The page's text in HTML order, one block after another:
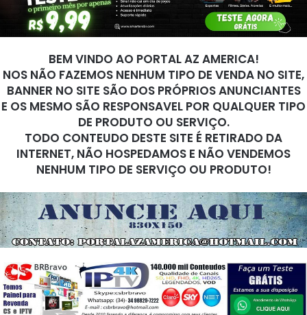
BEM VINDO AO PORTAL AZ AMERICA!
NOS NÃO FAZEMOS NENHUM TIPO DE VENDA NO SITE,
BANNER NO SITE SÃO DOS PRÓPRIOS ANUNCIANTES
E OS MESMO SÃO RESPONSAVEL POR QUALQUER TIPO
DE PRODUTO OU SERVIÇO.
TODO CONTEUDO DESTE SITE É RETIRADO DA
INTERNET, NÃO HOSPEDAMOS E NÃO VENDEMOS
NENHUM TIPO DE SERVIÇO OU PRODUTO!